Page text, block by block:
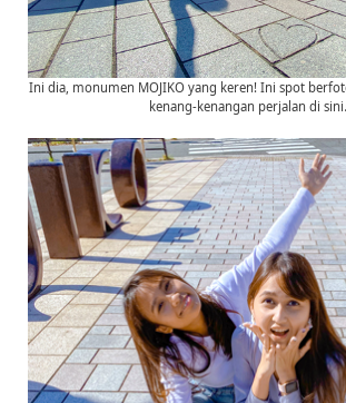
Ini dia, monumen MOJIKO yang keren! Ini spot
kenang-kenangan perjalan di